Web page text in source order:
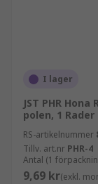
I lager
JST PHR
polen, 1 Rader
RS-artikelnummer
Tillv. art.nr PHR-4
Antal (1
9,69 kr(exkl.